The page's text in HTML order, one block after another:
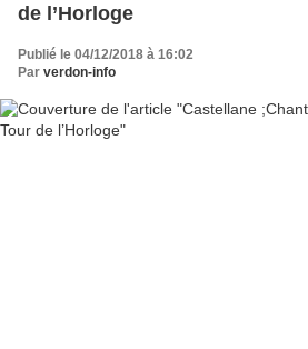
de l’Horloge
Publié le 04/12/2018 à 16:02
Par verdon-info